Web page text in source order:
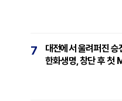
7
대전에서 울려퍼진
한화생명, 창단 후 첫